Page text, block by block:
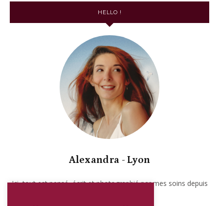
HELLO !
Alexandra - Lyon
Ici, tout est pensé, écrit et photographié par mes soins depuis